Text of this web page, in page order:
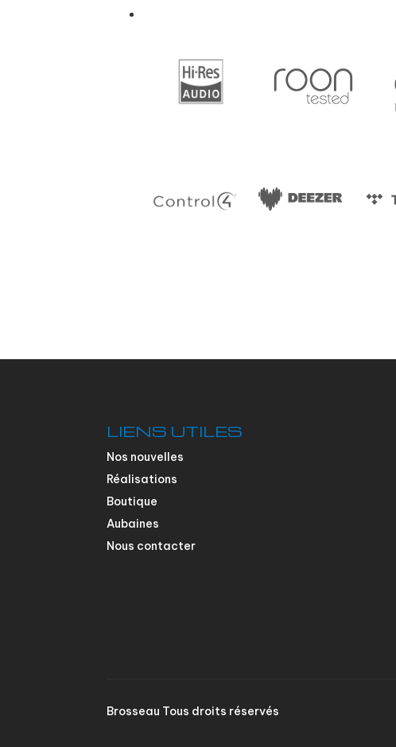
LIENS UTILES
Nos nouvelles
Réalisations
Boutique
Aubaines
Nous contacter
Brosseau Tous droits réservés